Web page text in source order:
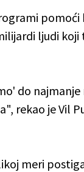
ljudi
do
rekao je Vil
meri